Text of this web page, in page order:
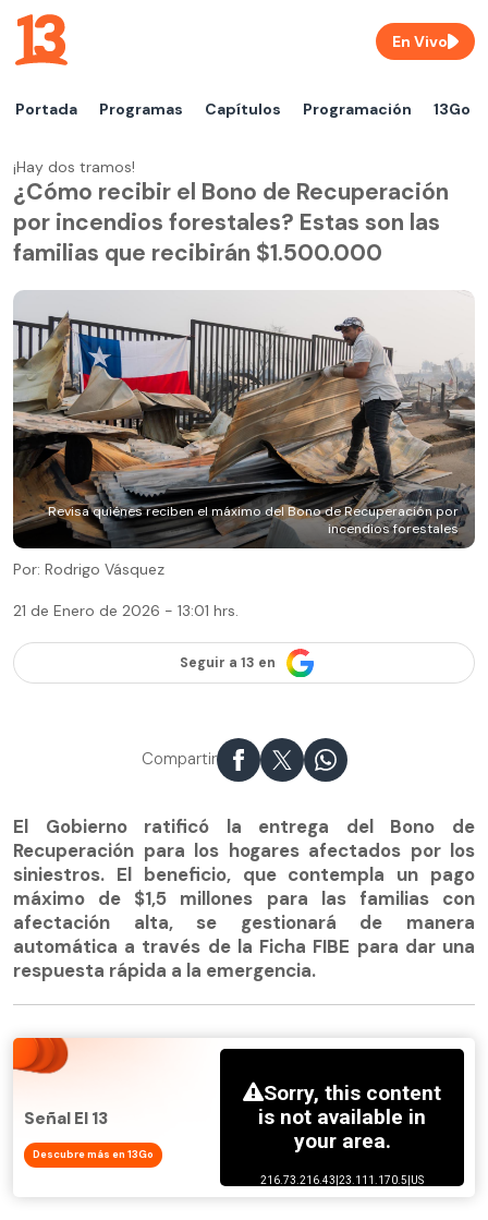
Portada Programas Capítulos Programación 13Go
En Vivo
¡Hay dos tramos!
¿Cómo recibir el Bono de Recuperación
por incendios forestales? Estas son las
familias que recibirán $1.500.000
Revisa quiénes reciben el máximo del Bono de Recuperación por
incendios forestales
Por: Rodrigo Vásquez
21 de Enero de 2026 - 13:01 hrs.
Seguir a 13 en
Compartir
El Gobierno ratificó la entrega del Bono de
Recuperación para los hogares afectados por los
siniestros. El beneficio, que contempla un pago
máximo de $1,5 millones para las familias con
afectación alta, se gestionará de manera
automática a través de la Ficha FIBE para dar una
respuesta rápida a la emergencia.
Señal El 13
Descubre más en 13Go